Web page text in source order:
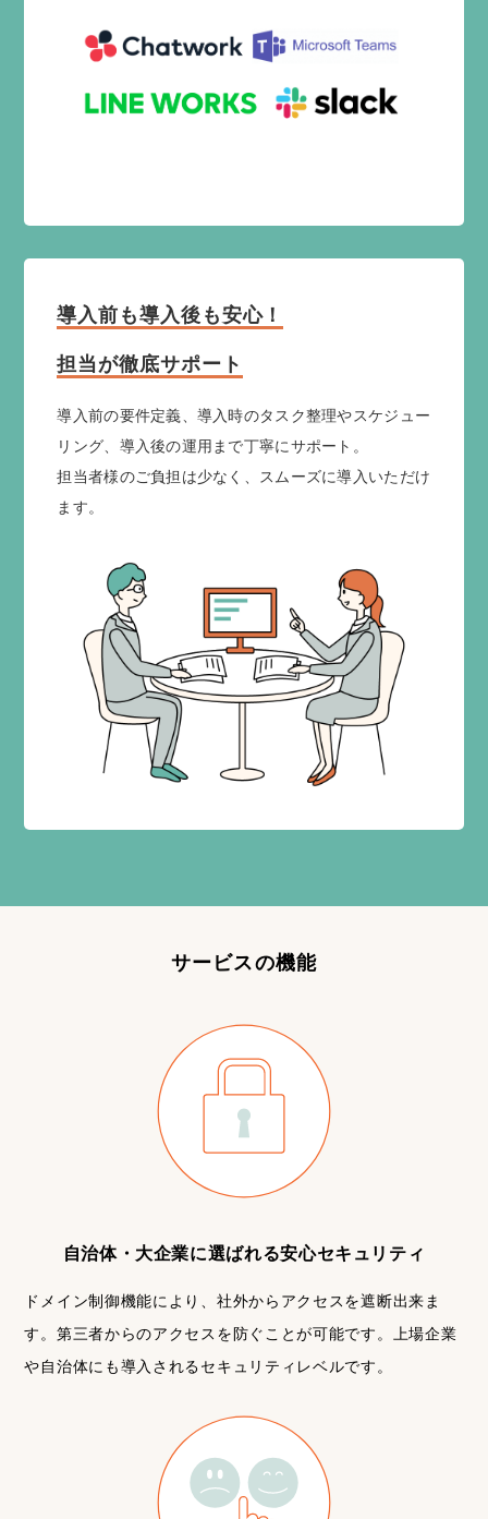
導入前も導入後も安心！
担当が徹底サポート
導入前の要件定義、導入時のタスク整理やスケジュー
リング、導入後の運用まで丁寧にサポート。
担当者様のご負担は少なく、スムーズに導入いただけ
ます。
サービスの機能
自治体・大企業に選ばれる安心セキュリティ
ドメイン制御機能により、社外からアクセスを遮断出来ま
す。第三者からのアクセスを防ぐことが可能です。上場企業
や自治体にも導入されるセキュリティレベルです。